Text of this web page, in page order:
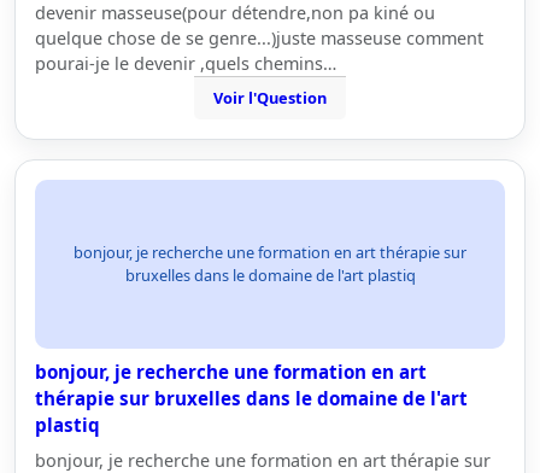
devenir masseuse(pour détendre,non pa kiné ou
quelque chose de se genre...)juste masseuse comment
pourai-je le devenir ,quels chemins…
Voir l'Question
bonjour, je recherche une formation en art thérapie sur
bruxelles dans le domaine de l'art plastiq
bonjour, je recherche une formation en art
thérapie sur bruxelles dans le domaine de l'art
plastiq
bonjour, je recherche une formation en art thérapie sur